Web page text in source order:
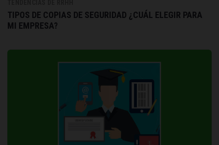
TIPOS DE COPIAS DE SEGURIDAD ¿CUÁL ELEGIR PARA
MI EMPRESA?